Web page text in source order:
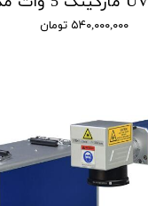
۵۴۰,۰۰۰,۰۰۰ تومان